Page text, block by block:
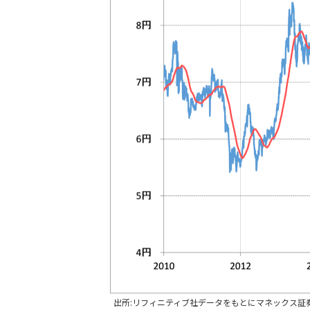
出所:リフィニティブ社データをもとにマネックス証